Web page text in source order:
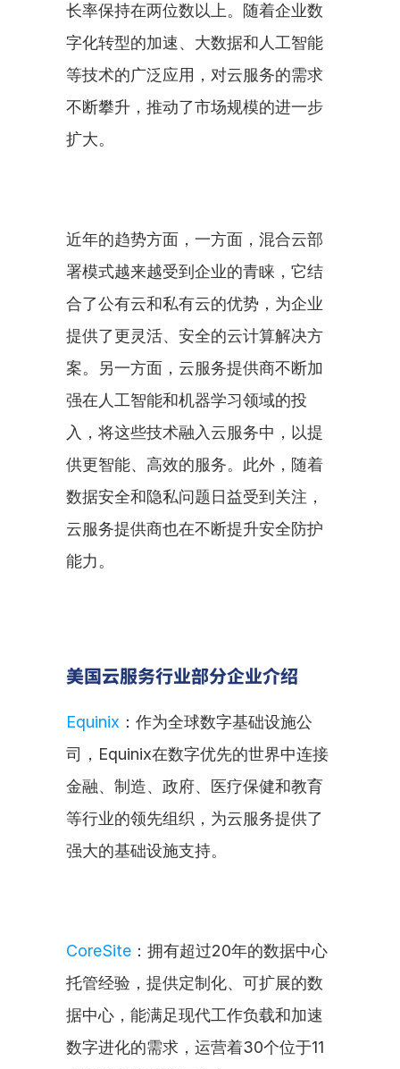
长率保持在两位数以上。随着企业数
字化转型的加速、大数据和人工智能
等技术的广泛应用，对云服务的需求
不断攀升，推动了市场规模的进一步
扩大。
近年的趋势方面，一方面，混合云部
署模式越来越受到企业的青睐，它结
合了公有云和私有云的优势，为企业
提供了更灵活、安全的云计算解决方
案。另一方面，云服务提供商不断加
强在人工智能和机器学习领域的投
入，将这些技术融入云服务中，以提
供更智能、高效的服务。此外，随着
数据安全和隐私问题日益受到关注，
云服务提供商也在不断提升安全防护
能力。
美国云服务行业部分企业介绍
Equinix ：作为全球数字基础设施公
司，Equinix在数字优先的世界中连接
金融、制造、政府、医疗保健和教育
等行业的领先组织，为云服务提供了
强大的基础设施支持。
CoreSite ：拥有超过20年的数据中心
托管经验，提供定制化、可扩展的数
据中心，能满足现代工作负载和加速
数字进化的需求，运营着30个位于11